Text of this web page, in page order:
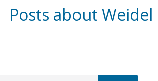
Posts about Weidel